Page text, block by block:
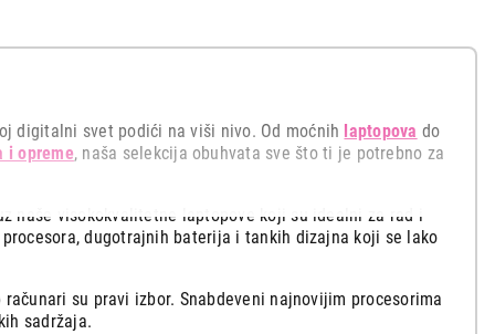
digitalni svet podići na viši nivo. Od moćnih laptopova do
i opreme, naša selekcija obuhvata sve što ti je potrebno za
naše visokokvalitetne laptopove koji su idealni za rad i
dugotrajnih baterija i tankih dizajna koji se lako
su pravi izbor. Snabdeveni najnovijim procesorima
sadržaja.